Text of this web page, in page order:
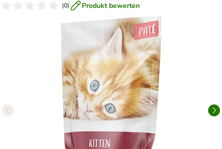
(0) Produkt bewerten